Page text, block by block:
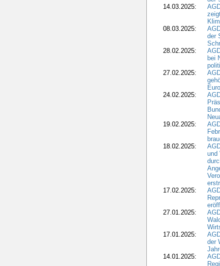
14.03.2025:
08.03.2025:
der
28.02.2025:
bei
27.02.2025:
24.02.2025:
19.02.2025:
18.02.2025:
und
17.02.2025:
27.01.2025:
17.01.2025:
der
14.01.2025: